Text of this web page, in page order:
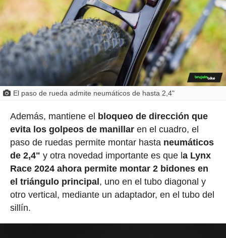
El paso de rueda admite neumáticos de hasta 2,4"
Además, mantiene el bloqueo de dirección que
evita los golpeos de manillaren el cuadro, el
paso de ruedas permite montar hasta neumáticos
de 2,4" y otra novedad importante es que la Lynx
Race 2024 ahora permite montar 2 bidones en
el triángulo principal, uno en el tubo diagonal y
otro vertical, mediante un adaptador, en el tubo del
sillín.